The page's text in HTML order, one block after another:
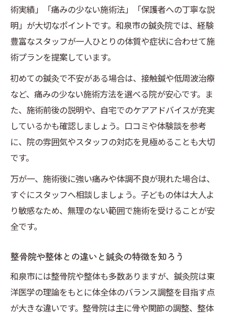
法
日曜日も相談できる鍼灸院の通いやすさと
は
口コミや評判から選ぶ鍼灸院選びのコツ
子どもの安心に繋がる和泉市の鍼灸体験談
鍼灸を受けた子どもの成長痛改善の声を紹
介
和泉市の親子が語る鍼灸施術の体験エピソ
ード
ント
女性スタッフ在籍の鍼灸院で安心の体験談
鍼灸施術後の変化や生活への影響をレポー
通いやすさ重視で選ぶ成長痛対策の鍼灸
予約のしやすさや受付対応で差が出る鍼灸
院
術実績」「痛みの少ない施術法」「保護者への丁寧な説
明」が大切なポイントです。和泉市の鍼灸院では、経験
豊富なスタッフが一人ひとりの体質や症状に合わせて施
術プランを提案しています。
初めての鍼灸で不安がある場合は、接触鍼や低周波治療
など、痛みの少ない施術方法を選べる院が安心です。ま
た、施術前後の説明や、自宅でのケアアドバイスが充実
しているかも確認しましょう。口コミや体験談を参考
に、院の雰囲気やスタッフの対応を見極めることも大切
です。
万が一、施術後に強い痛みや体調不良が現れた場合は、
すぐにスタッフへ相談しましょう。子どもの体は大人よ
り敏感なため、無理のない範囲で施術を受けることが安
全です。
整骨院や整体との違いと鍼灸の特徴を知ろう
和泉市には整骨院や整体も多数ありますが、鍼灸院は東
洋医学の理論をもとに体全体のバランス調整を目指す点
が大きな違いです。整骨院は主に骨や関節の調整、整体